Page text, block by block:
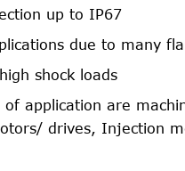
up to IP67
due to many
shock loads
of application are
drives, Injection